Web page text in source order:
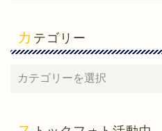
カ テゴリー